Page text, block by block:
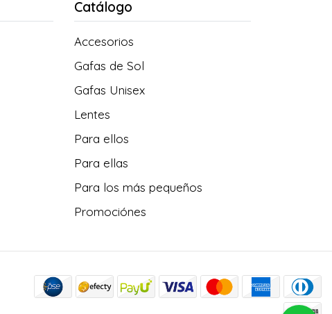
Catálogo
Accesorios
Gafas de Sol
Gafas Unisex
Lentes
Para ellos
Para ellas
Para los más pequeños
Promociónes